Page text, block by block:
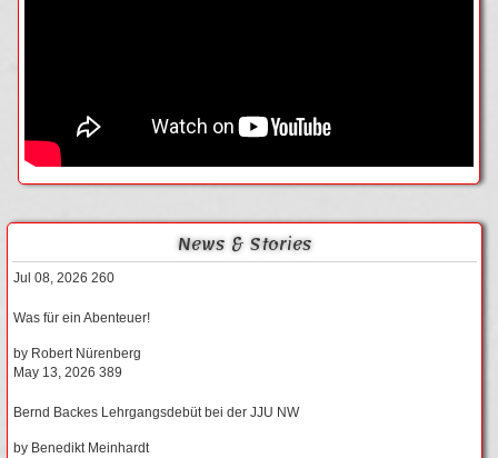
News & Stories
Jul 08, 2026 260
Was für ein Abenteuer!
by Robert Nürenberg
May 13, 2026 389
Bernd Backes Lehrgangsdebüt bei der JJU NW
by Benedikt Meinhardt